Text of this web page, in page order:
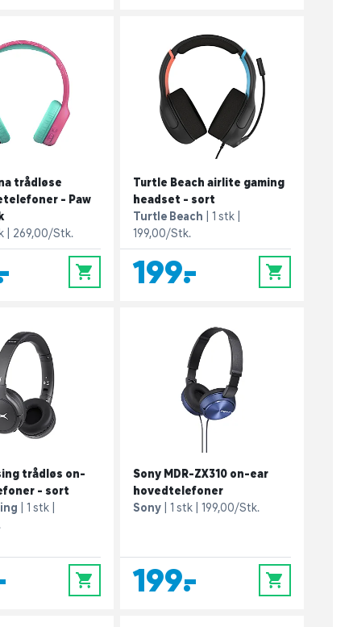
trådløse
- Paw
269,00/Stk.
0
Turtle Beach airlite gaming
headset - sort
Turtle Beach
1 stk
199,00/Stk.
199,- 0
trådløs on-
- sort
1 stk
0
Sony MDR-ZX310 on-ear
hovedtelefoner
Sony
1 stk 199,00/Stk.
199,- 0